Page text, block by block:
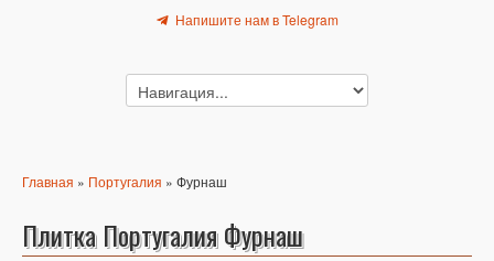
Напишите нам в Telegram
Главная » Португалия » Фурнаш
Плитка Португалия Фурнаш